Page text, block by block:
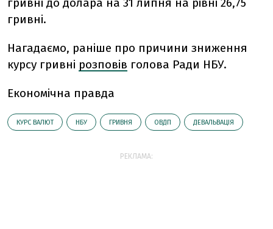
гривні до долара на 31 липня на рівні 26,75
гривні.
Нагадаємо, раніше про причини зниження
курсу гривні розповів голова Ради НБУ.
Економічна правда
КУРС ВАЛЮТ НБУ ГРИВНЯ ОВДП ДЕВАЛЬВАЦІЯ
РЕКЛАМА: